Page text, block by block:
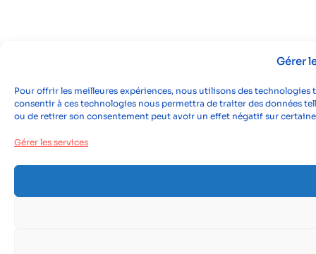
Gérer
Pour offrir les meilleures expériences, nous utilisons des
consentir à ces technologies nous permettra de traiter des données
ou de retirer son consentement peut avoir un effet négatif sur
Gérer les services